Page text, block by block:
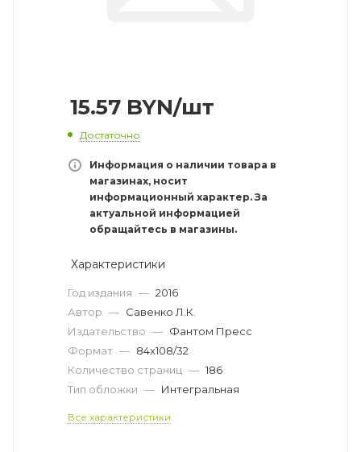
15.57 BYN/шт
Достаточно
Информация о наличии товара в
магазинах, носит
информационный характер. За
актуальной информацией
обращайтесь в магазины.
Характеристики
Год издания — 2016
Автор — Савенко Л.К.
Издательство — Фантом Пресс
Формат — 84x108/32
Количество страниц — 186
Тип обложки — Интегральная
Все характеристики